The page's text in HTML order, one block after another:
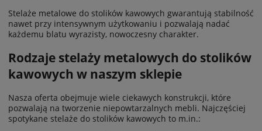
Stelaże metalowe do stolików kawowych gwarantują stabilność
nawet przy intensywnym użytkowaniu i pozwalają nadać
każdemu blatu wyrazisty, nowoczesny charakter.
Rodzaje stelaży metalowych do stolików
kawowych w naszym sklepie
Nasza oferta obejmuje wiele ciekawych konstrukcji, które
pozwalają na tworzenie niepowtarzalnych mebli. Najczęściej
spotykane stelaże do stolików kawowych to m.in.: